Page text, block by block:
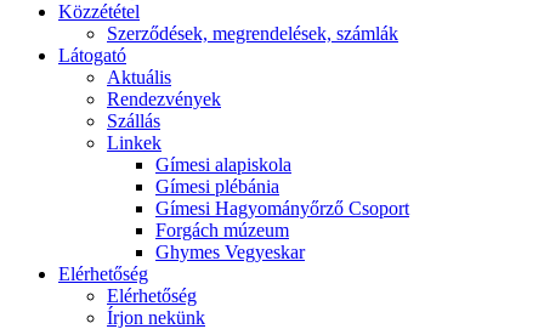
Közzététel
Szerződések, megrendelések, számlák
Látogató
Aktuális
Rendezvények
Szállás
Linkek
Gímesi alapiskola
Gímesi plébánia
Gímesi Hagyományőrző Csoport
Forgách múzeum
Ghymes Vegyeskar
Elérhetőség
Elérhetőség
Írjon nekünk